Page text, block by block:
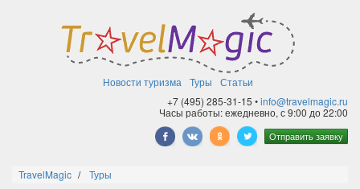
Новости туризма Туры
Статьи
+7 (495) 285-31-15 •info@travelmagic.ru
Часы работы: ежедневно, с 9:00 до 22:00
Отправить заявку
TravelMagic Туры